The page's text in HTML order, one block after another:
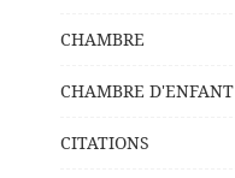
CHAMBRE
CHAMBRE D'ENFANT
CITATIONS